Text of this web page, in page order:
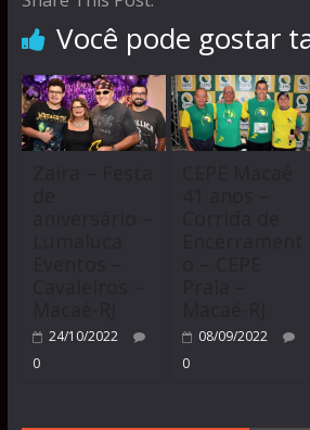
Você pode gostar
24/10/2022
0
08/09/2022
0